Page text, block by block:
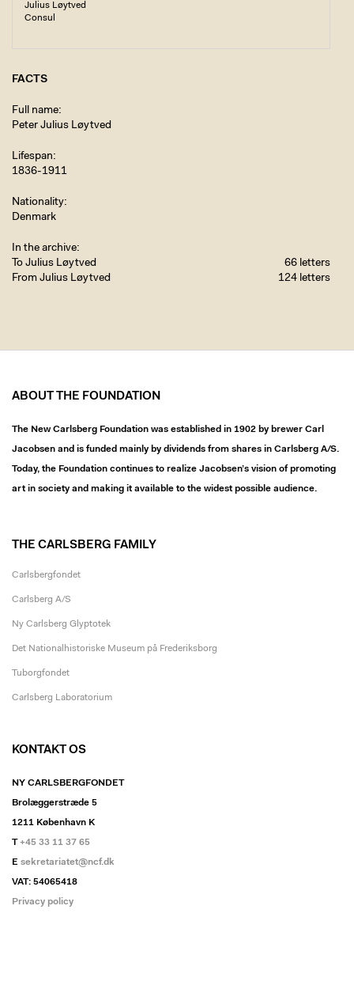
Julius Løytved
Consul
FACTS
Full name
Peter Julius Løytved
Lifespan
1836-1911
Nationality
Denmark
In the archive
To Julius Løytved
66 letters
From Julius Løytved
124 letters
ABOUT THE FOUNDATION
The New Carlsberg Foundation was established in 1902 by brewer Carl
Jacobsen and is funded mainly by dividends from shares in Carlsberg A/S.
Today, the Foundation continues to realize Jacobsen’s vision of promoting
art in society and making it available to the widest possible audience.
THE CARLSBERG FAMILY
Carlsbergfondet
Carlsberg A/S
Ny Carlsberg Glyptotek
Det Nationalhistoriske Museum på Frederiksborg
Tuborgfondet
Carlsberg Laboratorium
KONTAKT OS
NY CARLSBERGFONDET
Brolæggerstræde 5
1211 København K
T+45 33 11 37 65
E sekretariatet@ncf.dk
VAT: 54065418
Privacy policy